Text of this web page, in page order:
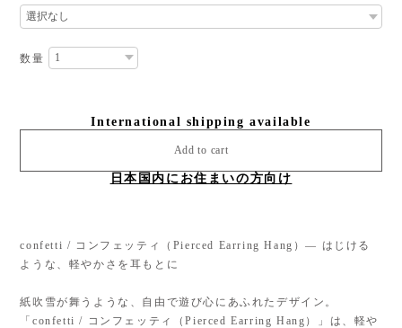
数量
International shipping available
Add to cart
日本国内にお住まいの方向け
confetti / コンフェッティ（Pierced Earring Hang）— はじける
ような、軽やかさを耳もとに
紙吹雪が舞うような、自由で遊び心にあふれたデザイン。
「confetti / コンフェッティ（Pierced Earring Hang）」は、軽や